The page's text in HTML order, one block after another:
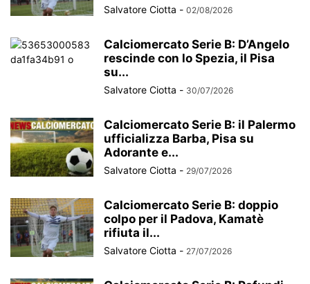
Salvatore Ciotta - 02/08/2026
Calciomercato Serie B: D’Angelo
rescinde con lo Spezia, il Pisa
su...
Salvatore Ciotta - 30/07/2026
Calciomercato Serie B: il Palermo
ufficializza Barba, Pisa su
Adorante e...
Salvatore Ciotta - 29/07/2026
Calciomercato Serie B: doppio
colpo per il Padova, Kamatè
rifiuta il...
Salvatore Ciotta - 27/07/2026